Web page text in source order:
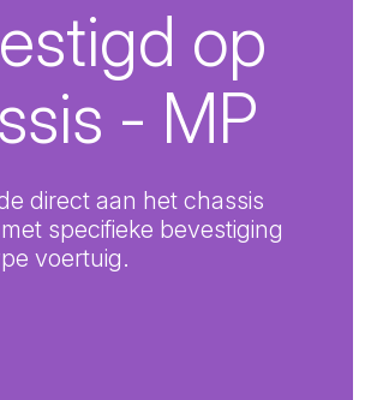
op
- MP
direct aan het chassis
specifieke bevestiging
voertuig.